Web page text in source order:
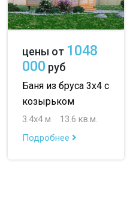
цены от 1048
000 руб
Баня из бруса 3х4 с
козырьком
3.4х4 м
13.6 кв.м.
Подробнее